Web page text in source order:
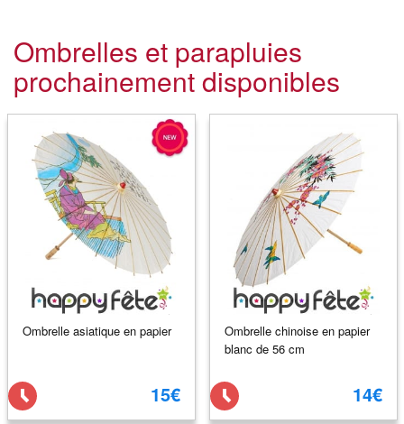
Ombrelles et parapluies
prochainement disponibles
Ombrelle asiatique en papier
15€
Ombrelle chinoise en papier
blanc de 56 cm
14€